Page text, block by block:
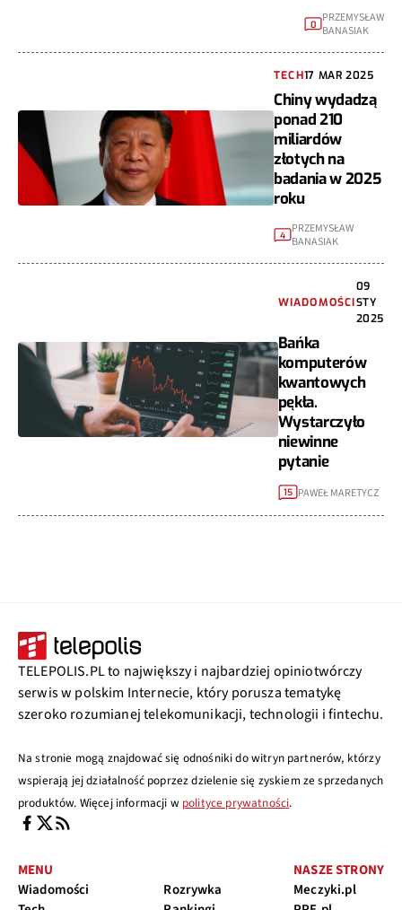
0
PRZEMYSŁAW
BANASIAK
TECH17 MAR 2025
Chiny wydadzą
ponad 210
miliardów
złotych na
badania w 2025
roku
4 PRZEMYSŁAW
BANASIAK
WIADOMOŚCI
09
STY
2025
Bańka
komputerów
kwantowych
pękła.
Wystarczyło
niewinne
pytanie
15 PAWEŁ MARETYCZ
TELEPOLIS.PL to największy i najbardziej opiniotwórczy
serwis w polskim Internecie, który porusza tematykę
szeroko rozumianej telekomunikacji, technologii i fintechu.
Na stronie mogą znajdować się odnośniki do witryn partnerów, którzy
wspierają jej działalność poprzez dzielenie się zyskiem ze sprzedanych
produktów. Więcej informacji w polityce prywatności.
MENU
Wiadomości
Rozrywka
NASZE STRONY
Meczyki.pl